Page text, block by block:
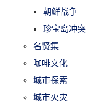
朝鲜战争
珍宝岛冲突
名贤集
咖啡文化
城市探索
城市火灾